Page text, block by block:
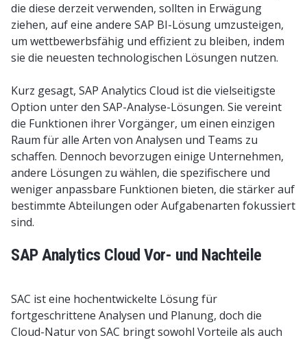
die diese derzeit verwenden, sollten in Erwägung
ziehen, auf eine andere SAP BI-Lösung umzusteigen,
um wettbewerbsfähig und effizient zu bleiben, indem
sie die neuesten technologischen Lösungen nutzen.
Kurz gesagt, SAP Analytics Cloud ist die vielseitigste
Option unter den SAP-Analyse-Lösungen. Sie vereint
die Funktionen ihrer Vorgänger, um einen einzigen
Raum für alle Arten von Analysen und Teams zu
schaffen. Dennoch bevorzugen einige Unternehmen,
andere Lösungen zu wählen, die spezifischere und
weniger anpassbare Funktionen bieten, die stärker auf
bestimmte Abteilungen oder Aufgabenarten fokussiert
sind.
SAP Analytics Cloud Vor- und Nachteile
SAC ist eine hochentwickelte Lösung für
fortgeschrittene Analysen und Planung, doch die
Cloud-Natur von SAC bringt sowohl Vorteile als auch